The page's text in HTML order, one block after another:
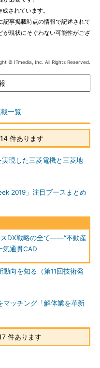
されています。
記事掲載時点の情報で記述されて
が現状にそぐわない可能性がござ
© ITmedia, Inc. All Rights Reserved.
一覧
件あります
現した三菱電機と三菱地
2019」注目ブースまとめ
スDX戦略の全て――“不動産
気通貫CAD
向を知る（第11回技術発
マッチング「解体業を革新
件あります